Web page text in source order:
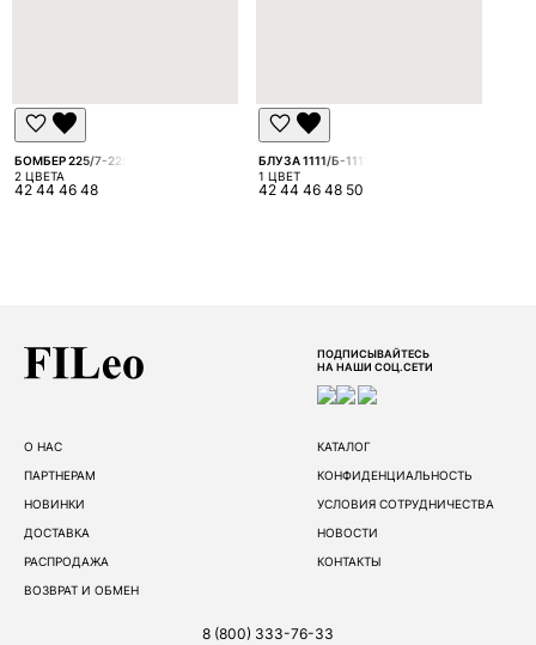
БОМБЕР 225/7-225
2 ЦВЕТА
42 44 46 48
БЛУЗА 1111/Б-1111
1 ЦВЕТ
42 44 46 48 50
ПОДПИСЫВАЙТЕСЬ
НА НАШИ СОЦ.СЕТИ
О НАС
КАТАЛОГ
ПАРТНЕРАМ
КОНФИДЕНЦИАЛЬНОСТЬ
НОВИНКИ
УСЛОВИЯ СОТРУДНИЧЕСТВА
ДОСТАВКА
НОВОСТИ
РАСПРОДАЖА
КОНТАКТЫ
ВОЗВРАТ И ОБМЕН
8 (800) 333-76-33